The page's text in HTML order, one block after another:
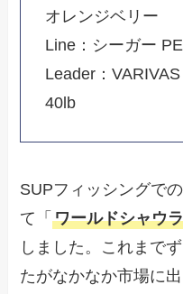
オレンジベリー
Line：シーガー
Leader：
40lb
SUPフィッシングで
て「ワールドシャウ
しました。これまで
たがなかなか市場に